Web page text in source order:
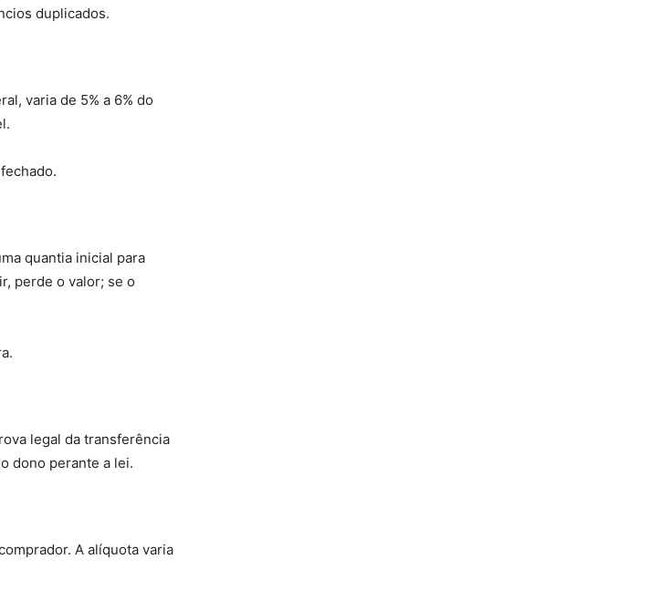
duplicados.
varia de 5% a 6% do
quantia inicial para
perde o valor; se o
legal da transferência
dono perante a lei.
A alíquota varia